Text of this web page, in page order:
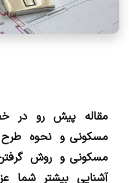
مقاله پیش رو در
مسکونی و نحوه
مسکونی و روش
آشنایی بیشتر شما